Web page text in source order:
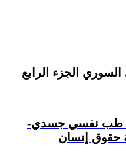
الجزء الرابع
طب نفسي جسدي-
إنسان